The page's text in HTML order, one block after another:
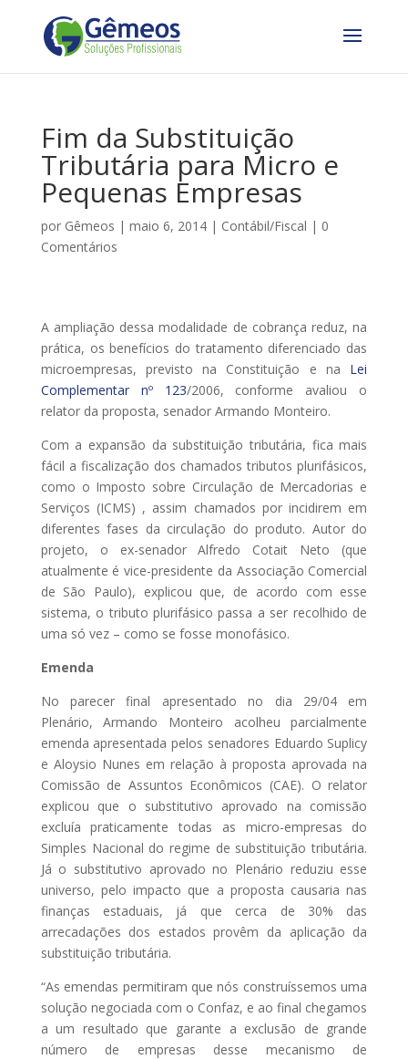
Fim da Substituição
Tributária para Micro e
Pequenas Empresas
por Gêmeos | maio 6, 2014| Contábil/Fiscal | 0
Comentários
A ampliação dessa modalidade de cobrança reduz, na
prática, os benefícios do tratamento diferenciado das
microempresas, previsto na Constituição e na Lei
Complementar nº 123/2006, conforme avaliou o
relator da proposta, senador Armando Monteiro.
Com a expansão da substituição tributária, fica mais
fácil a fiscalização dos chamados tributos plurifásicos,
como o Imposto sobre Circulação de Mercadorias e
Serviços (ICMS) , assim chamados por incidirem em
diferentes fases da circulação do produto. Autor do
projeto, o ex-senador Alfredo Cotait Neto (que
atualmente é vice-presidente da Associação Comercial
de São Paulo), explicou que, de acordo com esse
sistema, o tributo plurifásico passa a ser recolhido de
uma só vez – como se fosse monofásico.
Emenda
No parecer final apresentado no dia 29/04 em
Plenário, Armando Monteiro acolheu parcialmente
emenda apresentada pelos senadores Eduardo Suplicy
e Aloysio Nunes em relação à proposta aprovada na
Comissão de Assuntos Econômicos (CAE). O relator
explicou que o substitutivo aprovado na comissão
excluía praticamente todas as micro-empresas do
Simples Nacional do regime de substituição tributária.
Já o substitutivo aprovado no Plenário reduziu esse
universo, pelo impacto que a proposta causaria nas
finanças estaduais, já que cerca de 30% das
arrecadações dos estados provêm da aplicação da
substituição tributária.
“As emendas permitiram que nós construíssemos uma
solução negociada com o Confaz, e ao final chegamos
a um resultado que garante a exclusão de grande
número de empresas desse mecanismo de